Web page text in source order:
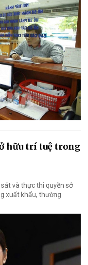
hữu trí tuệ trong
và thực thi quyền sở
xuất khẩu, thường